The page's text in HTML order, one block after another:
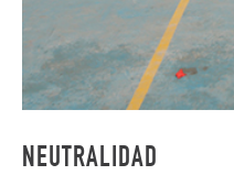
NEUTRALIDAD